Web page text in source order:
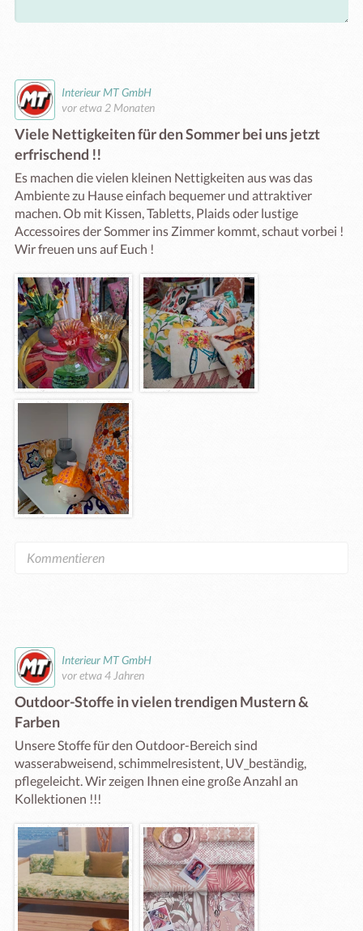
Interieur MT GmbH
vor etwa 2 Monaten
Viele Nettigkeiten für den Sommer bei uns jetzt
erfrischend !!
Es machen die vielen kleinen Nettigkeiten aus was das
Ambiente zu Hause einfach bequemer und attraktiver
machen. Ob mit Kissen, Tabletts, Plaids oder lustige
Accessoires der Sommer ins Zimmer kommt, schaut vorbei !
Wir freuen uns auf Euch !
Interieur MT GmbH
vor etwa 4 Jahren
Outdoor-Stoffe in vielen trendigen Mustern &
Farben
Unsere Stoffe für den Outdoor-Bereich sind
wasserabweisend, schimmelresistent, UV_beständig,
pflegeleicht. Wir zeigen Ihnen eine große Anzahl an
Kollektionen !!!